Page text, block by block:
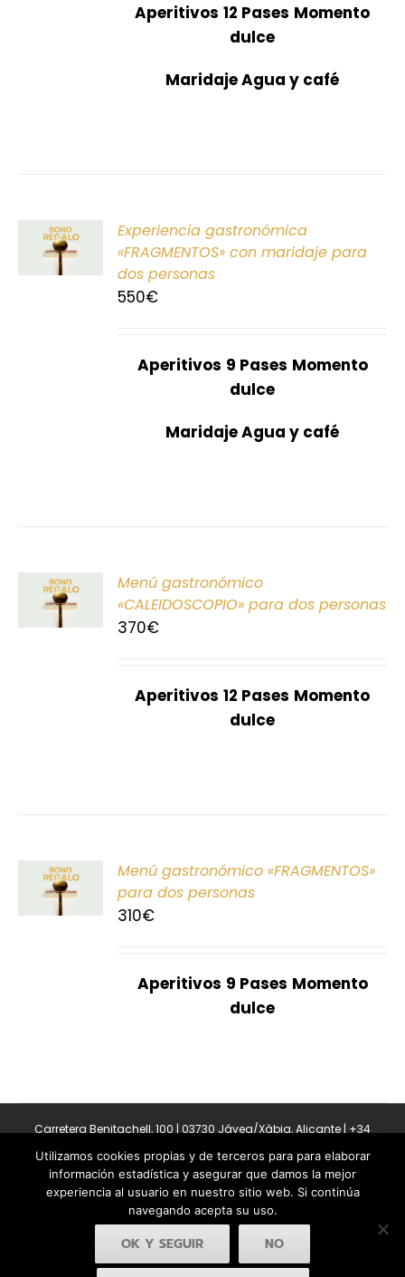
Aperitivos 12 Pases Momento
dulce
Maridaje Agua y café
Experiencia gastronómica
«FRAGMENTOS» con maridaje para
dos personas
550€
Aperitivos 9 Pases Momento
dulce
Maridaje Agua y café
Menú gastronómico
«CALEIDOSCOPIO» para dos personas
370€
Aperitivos 12 Pases Momento
dulce
Menú gastronómico «FRAGMENTOS»
para dos personas
310€
Aperitivos 9 Pases Momento
dulce
Carretera Benitachell, 100 | 03730 Jávea/Xàbia, Alicante | +34
Copyright 2011-2026 BonAmb Restaurant | All Rights Reserved |
Política de privacidad|Powered by Insertcom
Utilizamos cookies propias y de terceros para para elaborar
información estadística y asegurar que damos la mejor
experiencia al usuario en nuestro sitio web. Si continúa
navegando acepta su uso.
OK Y SEGUIR NO